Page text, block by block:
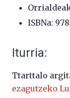
ISBNa:
Iturria:
Ttarttalo
ezagutzeko